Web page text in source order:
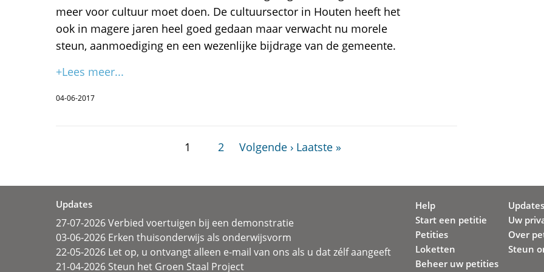
meer voor cultuur moet doen. De cultuursector in Houten heeft het
ook in magere jaren heel goed gedaan maar verwacht nu morele
steun, aanmoediging en een wezenlijke bijdrage van de gemeente.
+Lees meer...
04-06-2017
1 2 Volgende › Laatste »
Updates
27-07-2026 Verbied voertuigen bij een demonstratie
03-06-2026 Erken thuisonderwijs als onderwijsvorm
22-05-2026 Let op, u ontvangt alleen e-mail van ons als u dat zélf aangeeft
21-04-2026 Steun het Groen Staal Project
Help
Start een petitie
Petities
Loketten
Beheer uw petities
Uw
Over
Steun